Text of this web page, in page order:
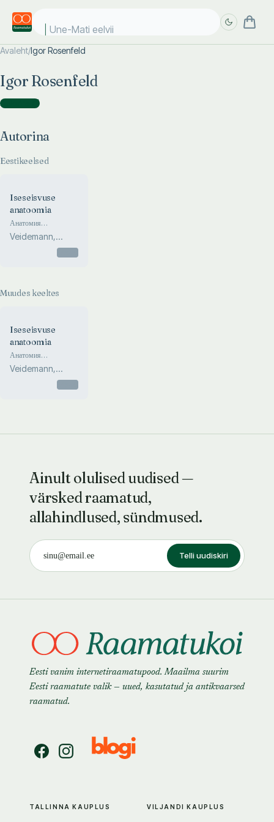
Une-Mati eelviim
Avaleht/Igor Rosenfeld
Igor Rosenfeld
Autorina )
Autorina
Eestikeelsed
Iseseisvuse
anatoomia
Анатомия
незавизимости. The
anatomy of
Veidemann,
Bronštein, Palm...
Muudes keeltes
Iseseisvuse
anatoomia
Анатомия
незавизимости. The
anatomy of
Veidemann,
Bronštein, Palm...
Ainult olulised uudised —
värsked raamatud,
allahindlused, sündmused.
Telli uudiskiri
Eesti vanim internetiraamatupood. Maailma suurim
Eesti raamatute valik — uued, kasutatud ja antikvaarsed
raamatud.
TALLINNA KAUPLUS VILJANDI KAUPLUS